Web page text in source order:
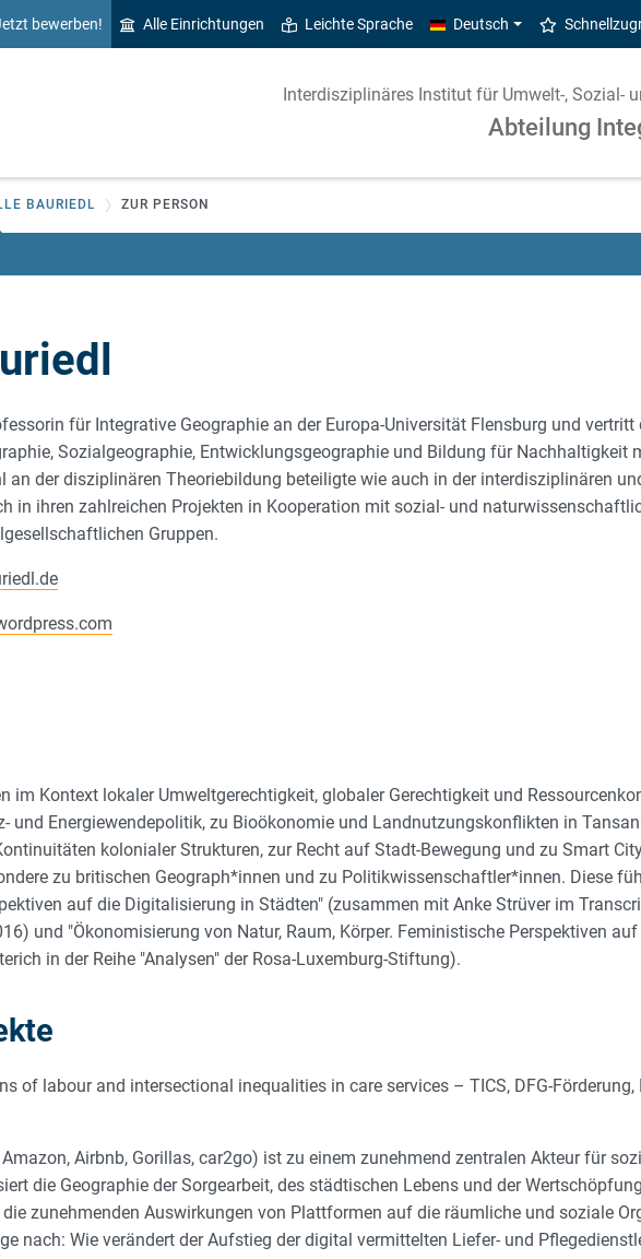
bewerben! Alle Einrichtungen Leichte Sprache Deutsch
Interdisziplinäres Institut für Umwelt-, Sozial-
Abteilung
BAURIEDL ZUR PERSON
für Integrative Geographie an der Europa-Universität Flensburg und
Sozialgeographie, Entwicklungsgeographie und Bildung für Nachhaltigkeit
an der disziplinären Theoriebildung beteiligte wie auch in der interdisziplinären
in ihren zahlreichen Projekten in Kooperation mit sozial- und
Gruppen.
im Kontext lokaler Umweltgerechtigkeit, globaler Gerechtigkeit und
und Energiewendepolitik, zu Bioökonomie und Landnutzungskonflikten in
kolonialer Strukturen, zur Recht auf Stadt-Bewegung und zu Smart
zu britischen Geograph*innen und zu Politikwissenschaftler*innen. Diese
auf die Digitalisierung in Städten" (zusammen mit Anke Strüver im
und "Ökonomisierung von Natur, Raum, Körper. Feministische Perspektiven
in der Reihe "Analysen" der Rosa-Luxemburg-Stiftung).
of labour and intersectional inequalities in care services – TICS, DFG-
Airbnb, Gorillas, car2go) ist zu einem zunehmend zentralen Akteur für
die Geographie der Sorgearbeit, des städtischen Lebens und der
zunehmenden Auswirkungen von Plattformen auf die räumliche und soziale
nach: Wie verändert der Aufstieg der digital vermittelten Liefer- und